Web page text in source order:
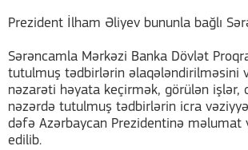
Prezident İlham Əliyev bununla bağlı
Sərəncamla Mərkəzi Banka Dövlət
tutulmuş tədbirlərin əlaqələndirilməsini
nəzarəti həyata keçirmək, görülən işlər,
nəzərdə tutulmuş tədbirlərin icra
dəfə Azərbaycan Prezidentinə məlumat
edilib.